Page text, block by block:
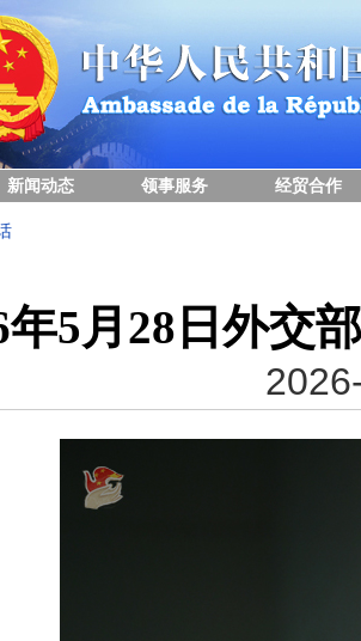
新闻动态 领事服务 经贸合作
年5月28日外交